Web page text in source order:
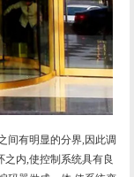
间有明显的分界,因此调
内,使控制系统具有良